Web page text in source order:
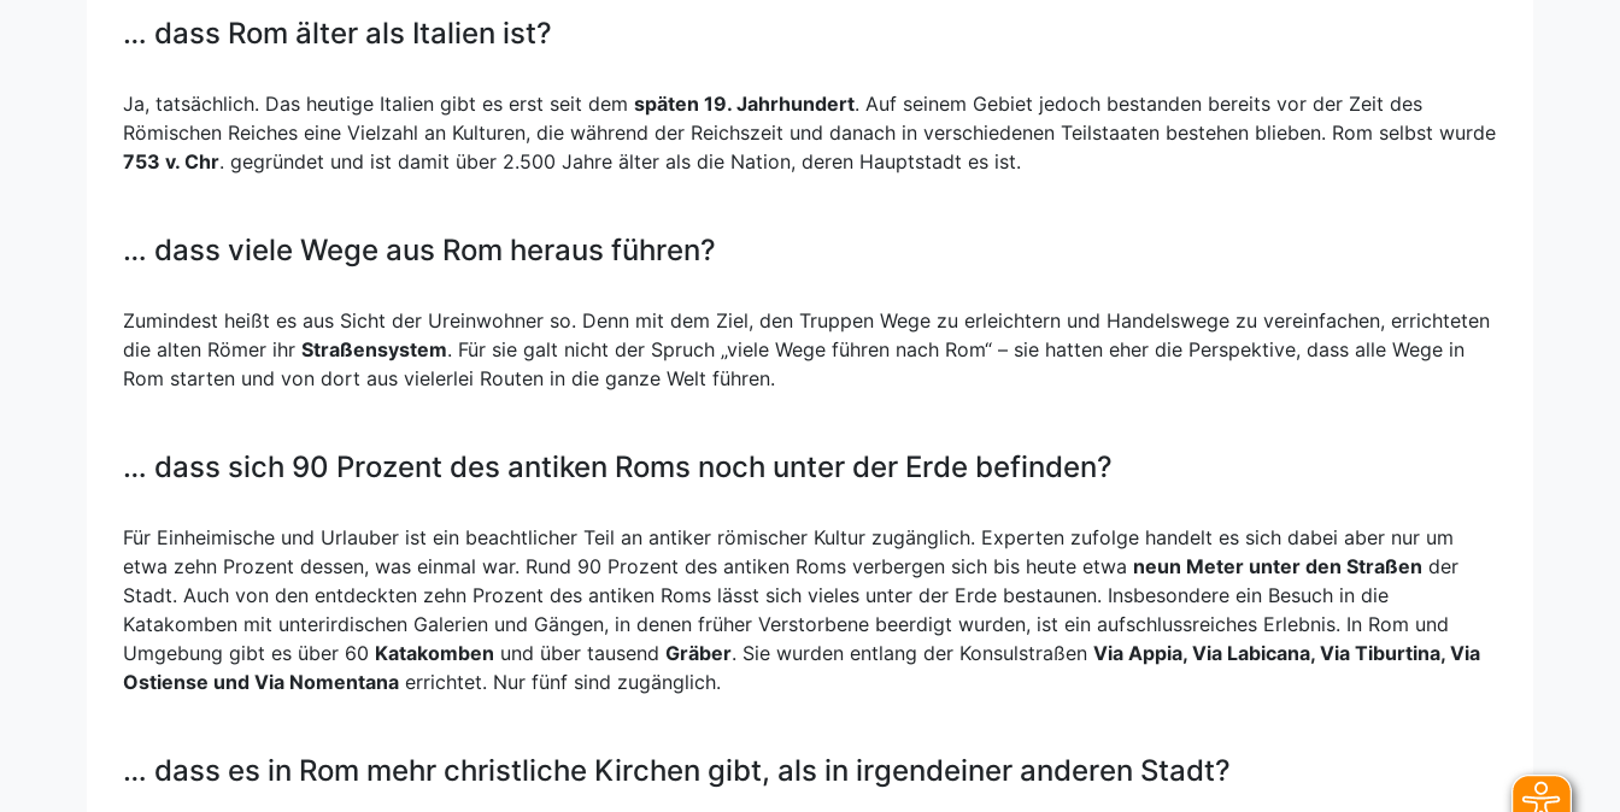
Wandern in den Abruzzen
vereint diese faszinierende Gebirgsregion alles, was der
und stahlblaue Seen sowie urige Wälder und Hochebenen,
die mit denen Tibets verglichen werden. [...]
Kulturreise nach Rom
Eine Reise nach Rom ist immer auch eine Reise in die
europäische und christliche Kulturgeschichte. Man kann
bei einer Rom Reise diese Geschichte nicht übersehen.
gebaut. Das bekannteste Architekturrecykling ist die
… dass Rom älter als Italien ist?
Ja, tatsächlich. Das heutige Italien gibt es erst seit dem späten 19. Jahrhundert. Auf seinem Gebiet jedoch bestanden bereits vor der Zeit des
Römischen Reiches eine Vielzahl an Kulturen, die während der Reichszeit und danach in verschiedenen Teilstaaten bestehen blieben. Rom selbst wurde
753 v. Chr. gegründet und ist damit über 2.500 Jahre älter als die Nation, deren Hauptstadt es ist.
… dass viele Wege aus Rom heraus führen?
Zumindest heißt es aus Sicht der Ureinwohner so. Denn mit dem Ziel, den Truppen Wege zu erleichtern und Handelswege zu vereinfachen, errichteten
die alten Römer ihr Straßensystem. Für sie galt nicht der Spruch „viele Wege führen nach Rom“ – sie hatten eher die Perspektive, dass alle Wege in
Rom starten und von dort aus vielerlei Routen in die ganze Welt führen.
… dass sich 90 Prozent des antiken Roms noch unter der Erde befinden?
Für Einheimische und Urlauber ist ein beachtlicher Teil an antiker römischer Kultur zugänglich. Experten zufolge handelt es sich dabei aber nur um
etwa zehn Prozent dessen, was einmal war. Rund 90 Prozent des antiken Roms verbergen sich bis heute etwa neun Meter unter den Straßen der
Stadt. Auch von den entdeckten zehn Prozent des antiken Roms lässt sich vieles unter der Erde bestaunen. Insbesondere ein Besuch in die
Katakomben mit unterirdischen Galerien und Gängen, in denen früher Verstorbene beerdigt wurden, ist ein aufschlussreiches Erlebnis. In Rom und
Umgebung gibt es über 60 Katakomben und über tausend Gräber. Sie wurden entlang der Konsulstraßen Via Appia, Via Labicana, Via Tiburtina, Via
Ostiense und Via Nomentana errichtet. Nur fünf sind zugänglich.
… dass es in Rom mehr christliche Kirchen gibt, als in irgendeiner anderen Stadt?